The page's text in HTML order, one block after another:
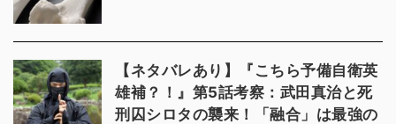
【ネタバレあり】『こちら予備自衛英
雄補？！』第5話考察：武田真治と死
刑囚シロタの襲来！「融合」は最強の